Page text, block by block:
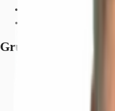
Grundrisse